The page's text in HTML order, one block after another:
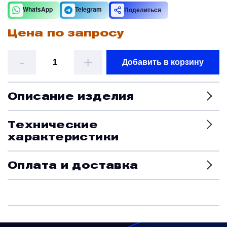
WhatsApp Telegram Поделиться
Цена по запросу
- + Добавить в корзину
Описание изделия
Технические
характеристики
Оплата и доставка
Монтажные рамы